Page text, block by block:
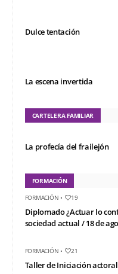
Dulce tentación
La escena invertida
CARTELERA FAMILIAR
La profecía del frailejón
FORMACIÓN
FORMACIÓN • 19
Diplomado ¿Actuar lo
sociedad actual / 18 de
FORMACIÓN • 21
Taller de Iniciación actoral